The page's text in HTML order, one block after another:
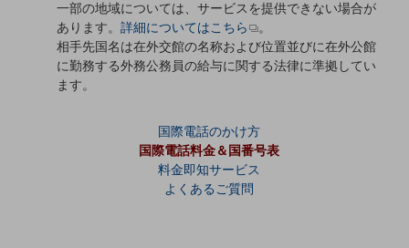
ドコモBiz データ無制限 ドコモ MAX ドコモ mini ドコモBiz かけ放題
ケータイプラン
5Gデータプラス
一部の地域については、サービスを提供できない場合が
あります。詳細についてはこちら
。
相手先国名は在外交館の名称および位置並びに在外公館
に勤務する外務公務員の給与に関する法律に準拠してい
ます。
国際電話のかけ方
国際電話料金＆国番号表
料金即知サービス
よくあるご質問